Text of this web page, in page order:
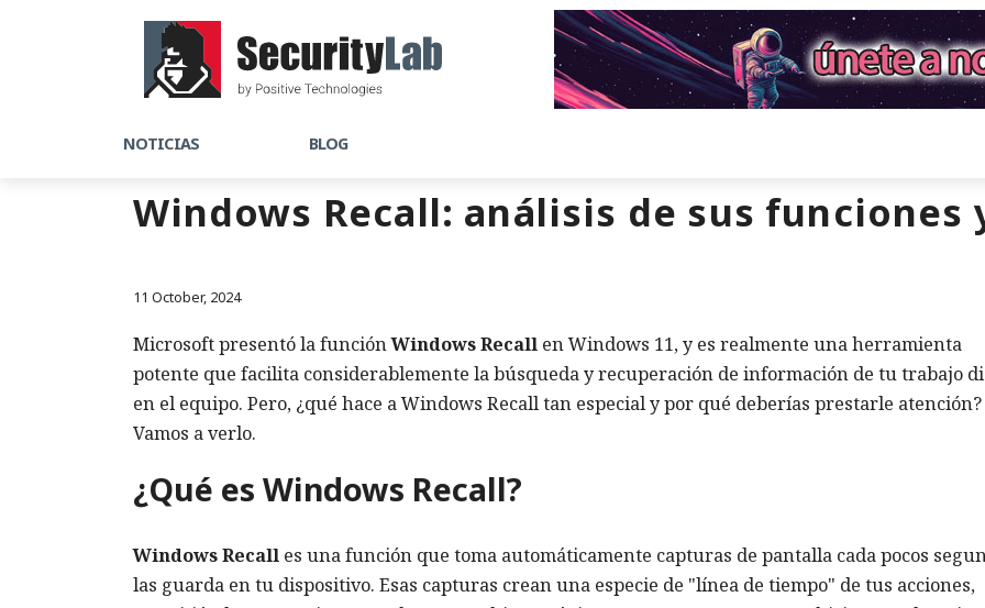
NOTICIAS BLOG
Windows Recall: análisis de sus funciones
11 October, 2024
Microsoft presentó la funciónWindows Recall en Windows 11, y es realmente una herramienta
potente que facilita considerablemente la búsqueda y recuperación de información de tu trabajo
en el equipo. Pero, ¿qué hace a Windows Recall tan especial y por qué deberías prestarle atención?
Vamos a verlo.
¿Qué es Windows Recall?
Windows Recall es una función que toma automáticamente capturas de pantalla cada pocos
las guarda en tu dispositivo. Esas capturas crean una especie de "línea de tiempo" de tus acciones,